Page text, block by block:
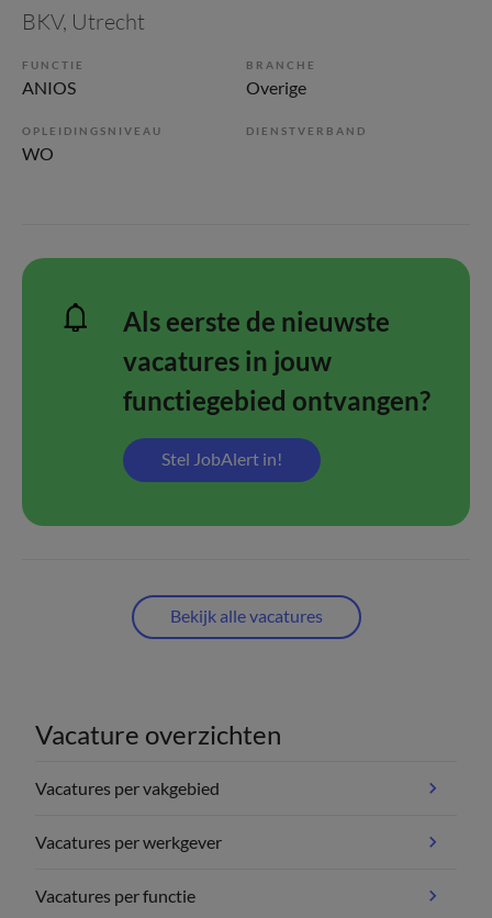
BKV, Utrecht
FUNCTIE
ANIOS
BRANCHE
Overige
OPLEIDINGSNIVEAU
WO
DIENSTVERBAND
Als eerste de nieuwste
vacatures in jouw
functiegebied ontvangen?
Stel JobAlert in!
Bekijk alle vacatures
Vacature overzichten
Vacatures per vakgebied
Vacatures per werkgever
Vacatures per functie